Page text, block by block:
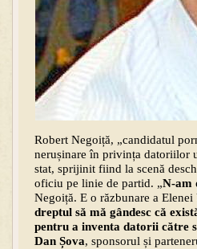
Robert Negoiță, „candidatul
nerușinare în privința datoriilor
stat, sprijinit fiind la scenă
oficiu pe linie de partid. „N-am
Negoiță. E o răzbunare a
dreptul să mă gândesc că
pentru a inventa datorii către
Dan Șova, sponsorul și